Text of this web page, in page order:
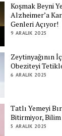
Koşmak Beyni
Alzheimer’a
Genleri Açıyor!
9 ARALIK 2025
Zeytinyağının
Obeziteyi
6 ARALIK 2025
Tatlı Yemeyi
Bitirmiyor, Bilim
5 ARALIK 2025